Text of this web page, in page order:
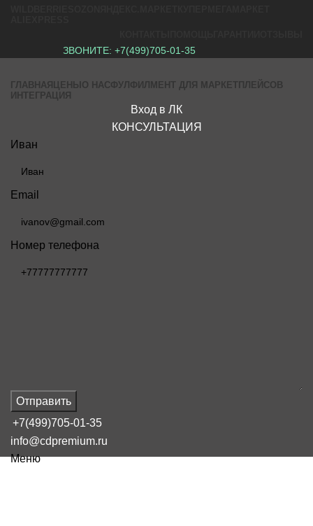
ЗВОНИТЕ:+7(499)705-01-35
ГЛАВНАЯ ЦЕНЫ О НАСФУЛФИЛМЕНТ ДЛЯ МАРКЕТПЛЕЙСОВ
ИНТЕГРАЦИЯ
Вход в ЛК
КОНСУЛЬТАЦИЯ
Иван
Email
Номер телефона
Отправить
+7(499)705-01-35
info@cdpremium.ru
Меню